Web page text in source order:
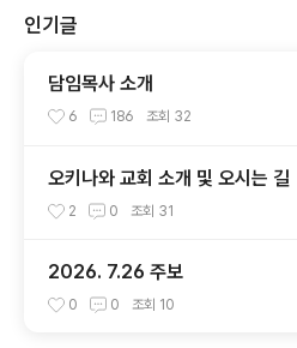
인기글
담임목사 소개
6 186 조회 32
오키나와 교회 소개 및 오시는 길
2 0 조회 31
2026. 7.26 주보
0 0 조회 10